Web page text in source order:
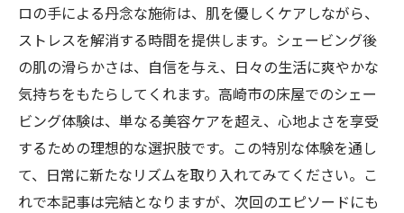
ロの手による丹念な施術は、肌を優しくケアしながら、
ストレスを解消する時間を提供します。シェービング後
の肌の滑らかさは、自信を与え、日々の生活に爽やかな
気持ちをもたらしてくれます。高崎市の床屋でのシェー
ビング体験は、単なる美容ケアを超え、心地よさを享受
するための理想的な選択肢です。この特別な体験を通し
て、日常に新たなリズムを取り入れてみてください。こ
れで本記事は完結となりますが、次回のエピソードにも